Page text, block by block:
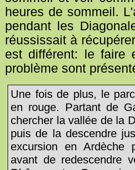
heures de sommeil.
pendant les
réussissait à
est différent: le faire
problème sont
Une fois de plus, le
en rouge. Partant de
chercher la vallée de la
puis de la descendre
excursion en Ardèche
avant de redescendre